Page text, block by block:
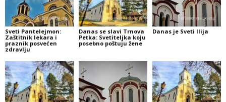
Sveti Pantelejmon:
Zaštitnik lekara i
praznik posvećen
zdravlju
Danas se slavi Trnova
Petka: Svetiteljka koju
posebno poštuju žene
Danas je Sveti Ilija